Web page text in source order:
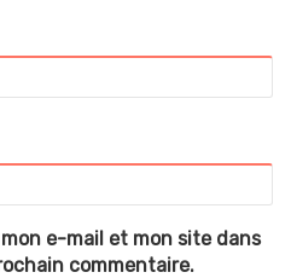
e-mail et mon site dans
commentaire.